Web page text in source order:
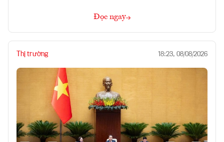
Đọc ngay
Thị trường 18:23, 08/08/2026